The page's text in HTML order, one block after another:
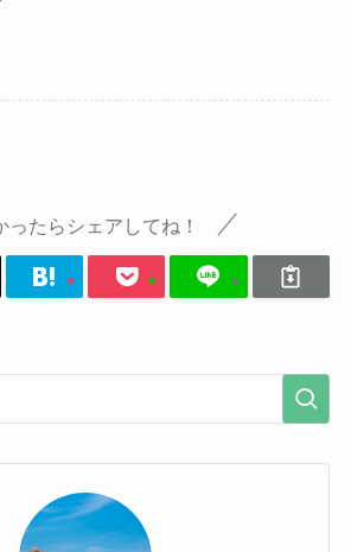
ったらシェアしてね！